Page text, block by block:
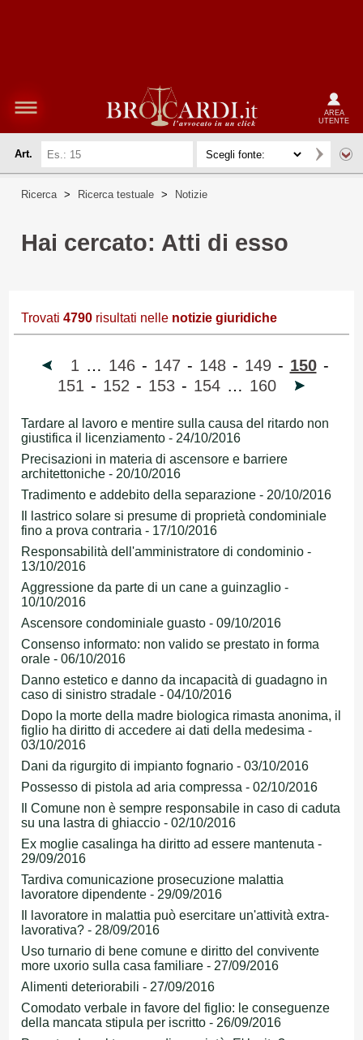
AREA
UTENTE
Art.
Ricerca > Ricerca testuale > Notizie
Hai cercato: Atti di esso
Trovati 4790 risultati nelle notizie giuridiche
1 … 146 - 147 - 148 - 149 - 150 -
151 - 152 - 153 - 154 … 160
Tardare al lavoro e mentire sulla causa del ritardo non
giustifica il licenziamento - 24/10/2016
Precisazioni in materia di ascensore e barriere
architettoniche - 20/10/2016
Tradimento e addebito della separazione - 20/10/2016
Il lastrico solare si presume di proprietà condominiale
fino a prova contraria - 17/10/2016
Responsabilità dell'amministratore di condominio -
13/10/2016
Aggressione da parte di un cane a guinzaglio -
10/10/2016
Ascensore condominiale guasto - 09/10/2016
Consenso informato: non valido se prestato in forma
orale - 06/10/2016
Danno estetico e danno da incapacità di guadagno in
caso di sinistro stradale - 04/10/2016
Dopo la morte della madre biologica rimasta anonima, il
figlio ha diritto di accedere ai dati della medesima -
03/10/2016
Dani da rigurgito di impianto fognario - 03/10/2016
Possesso di pistola ad aria compressa - 02/10/2016
Il Comune non è sempre responsabile in caso di caduta
su una lastra di ghiaccio - 02/10/2016
Ex moglie casalinga ha diritto ad essere mantenuta -
29/09/2016
Tardiva comunicazione prosecuzione malattia
lavoratore dipendente - 29/09/2016
Il lavoratore in malattia può esercitare un'attività extra-
lavorativa? - 28/09/2016
Uso turnario di bene comune e diritto del convivente
more uxorio sulla casa familiare - 27/09/2016
Alimenti deteriorabili - 27/09/2016
Comodato verbale in favore del figlio: le conseguenze
della mancata stipula per iscritto - 26/09/2016